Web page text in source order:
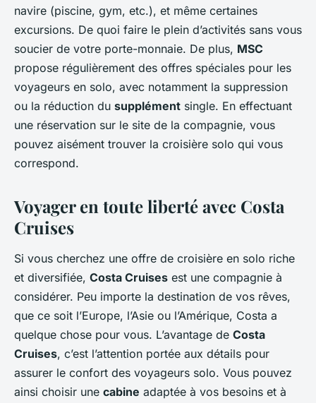
navire (piscine, gym, etc.), et même certaines
excursions. De quoi faire le plein d’activités sans vous
soucier de votre porte-monnaie. De plus, MSC
propose régulièrement des offres spéciales pour les
voyageurs en solo, avec notamment la suppression
ou la réduction du supplément single. En effectuant
une réservation sur le site de la compagnie, vous
pouvez aisément trouver la croisière solo qui vous
correspond.
Voyager en toute liberté avec Costa
Cruises
Si vous cherchez une offre de croisière en solo riche
et diversifiée, Costa Cruises est une compagnie à
considérer. Peu importe la destination de vos rêves,
que ce soit l’Europe, l’Asie ou l’Amérique, Costa a
quelque chose pour vous. L’avantage de Costa
Cruises, c’est l’attention portée aux détails pour
assurer le confort des voyageurs solo. Vous pouvez
ainsi choisir une cabine adaptée à vos besoins et à